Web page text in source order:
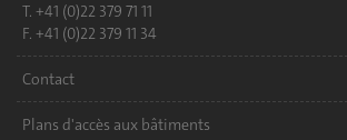
T. +41 (0)22 379 71 11
F. +41 (0)22 379 11 34
Contact
Plans d'accès aux bâtiments